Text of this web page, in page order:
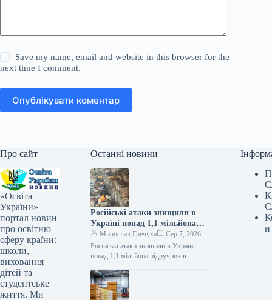
Save my name, email and website in this browser for the
next time I comment.
Опублікувати коментар
Про сайт
«Освіта
України» —
портал новин
про освітню
сферу країни:
школи,
виховання
дітей та
студентське
життя. Ми
Останні новини
Російські атаки знищили в
Україні понад 1,1 мільйона
підручників
Мирослав Гречуха
Сер 7, 2026
Російські атаки знищили в Україні
понад 1,1 мільйона підручників
російські атаки знищено понад 1,1 млн
українських…
и